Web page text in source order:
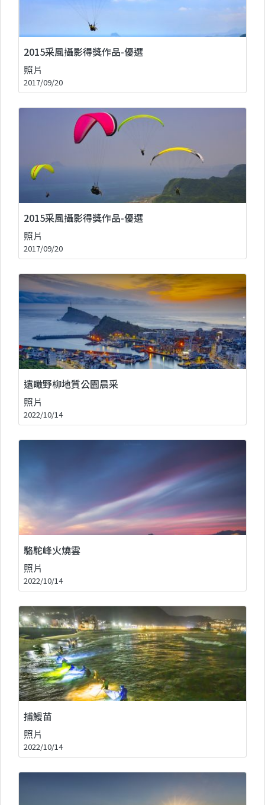
2015采風攝影得獎作品-優選
照片
2017/09/20
2015采風攝影得獎作品-優選
照片
2017/09/20
遠瞰野柳地質公園晨采
照片
2022/10/14
駱駝峰火燒雲
照片
2022/10/14
捕鰻苗
照片
2022/10/14